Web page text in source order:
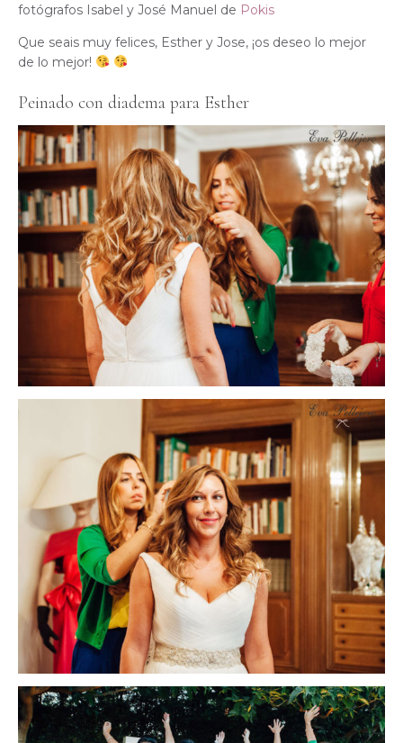
fotógrafos Isabel y José Manuel de Pokis
Que seais muy felices, Esther y Jose, ¡os deseo lo mejor
de lo mejor!
Peinado con diadema para Esther